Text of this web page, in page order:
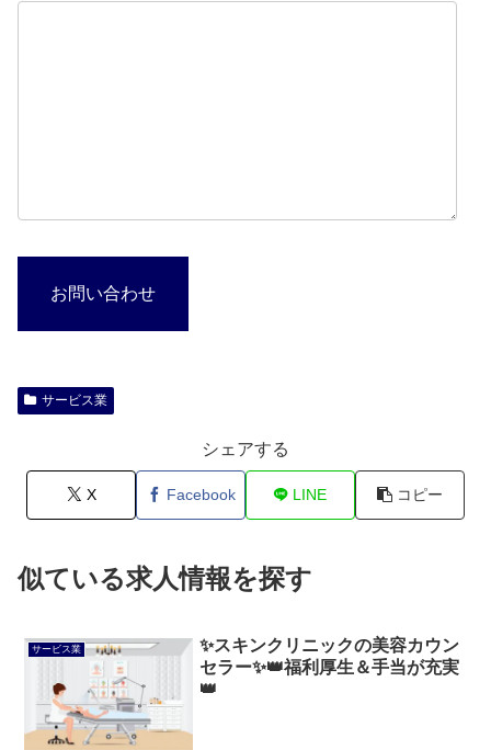
お問い合わせ
サービス業
シェアする
X Facebook LINE コピー
似ている求人情報を探す
サービス業
✨スキンクリニックの美容カウン
セラー✨👑福利厚生＆手当が充実
👑